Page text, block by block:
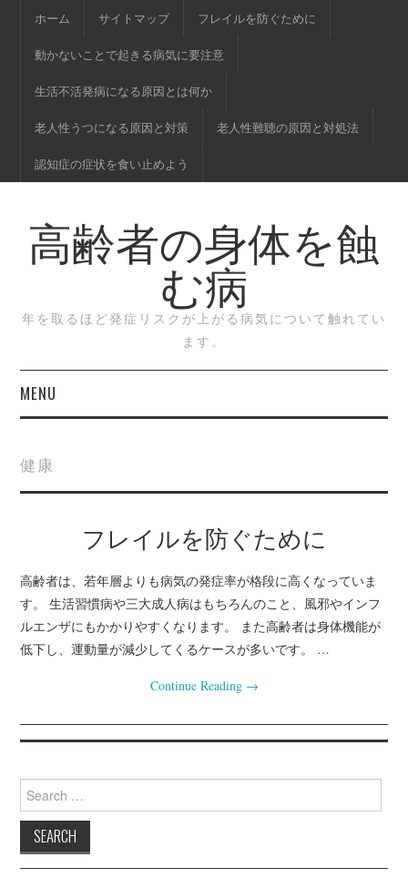
ホーム サイトマップ フレイルを防ぐために
動かないことで起きる病気に要注意
生活不活発病になる原因とは何か
老人性うつになる原因と対策 老人性難聴の原因と対処法
認知症の症状を食い止めよう
高齢者の身体を蝕
む病
年を取るほど発症リスクが上がる病気について触れてい
ます。
MENU
サイトマップ
フレイルを防ぐために
動かないことで起きる
病気に要注意
と対策
老人性難聴の原因と対
健康
フレイルを防ぐために
高齢者は、若年層よりも病気の発症率が格段に高くなっていま
す。 生活習慣病や三大成人病はもちろんのこと、風邪やインフ
ルエンザにもかかりやすくなります。 また高齢者は身体機能が
低下し、運動量が減少してくるケースが多いです。 …
Continue Reading →
for: